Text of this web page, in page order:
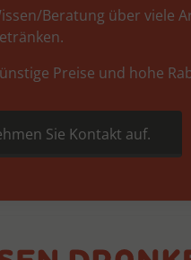
Beratung über viele
Preise und hohe
Sie Kontakt auf.